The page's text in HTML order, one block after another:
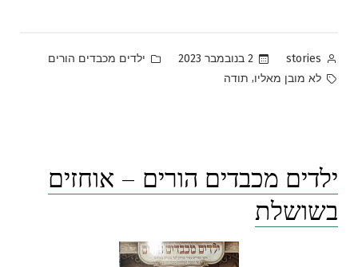
Posted
by
stories 2 בנובמבר 2023
Posted
ילדים מכבדים הורים
Tags:
לא מובן מאליו, תודה
ילדים מכבדים הורים – אוחזים
בשושלת